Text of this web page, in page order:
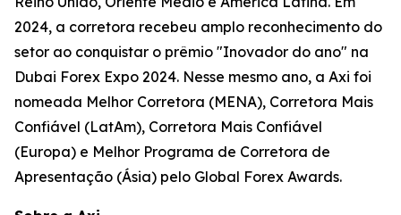
2024, a corretora recebeu amplo reconhecimento do
setor ao conquistar o prêmio "Inovador do ano" na
Dubai Forex Expo 2024. Nesse mesmo ano, a Axi foi
nomeada Melhor Corretora (MENA), Corretora Mais
Confiável (LatAm), Corretora Mais Confiável
(Europa) e Melhor Programa de Corretora de
Apresentação (Ásia) pelo Global Forex Awards.